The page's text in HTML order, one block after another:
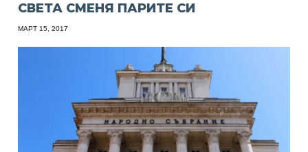
СВЕТА СМЕНЯ ПАРИТЕ СИ
МАРТ 15, 2017